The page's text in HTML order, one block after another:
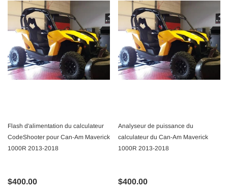
Flash d'alimentation du calculateur
CodeShooter pour Can-Am Maverick
1000R 2013-2018
$400.00
Analyseur de puissance du
calculateur du Can-Am Maverick
1000R 2013-2018
$400.00